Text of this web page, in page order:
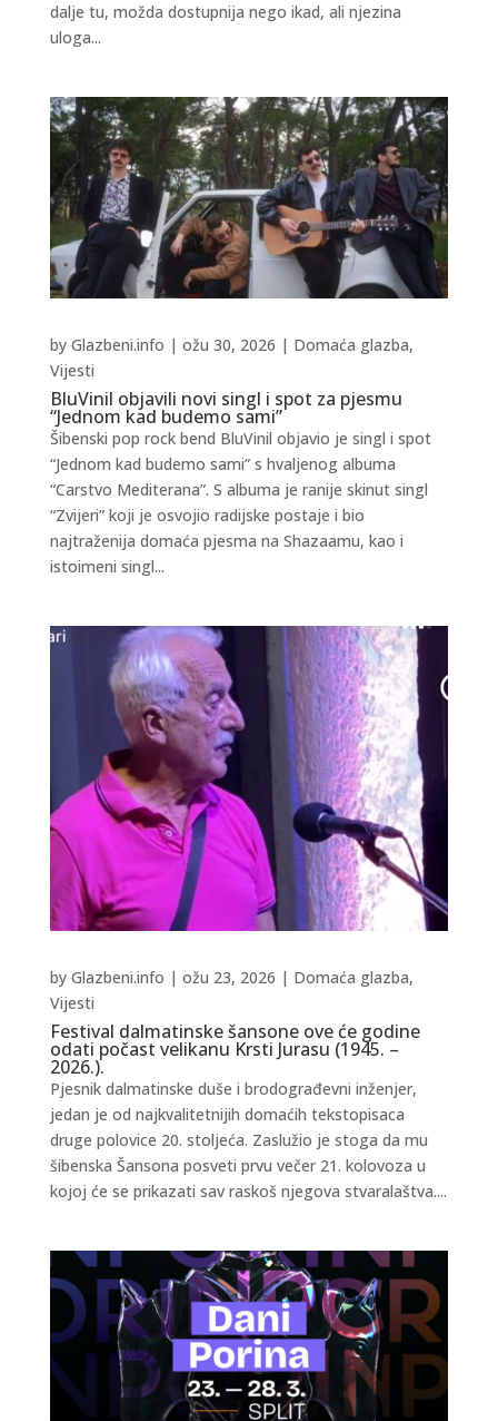
dalje tu, možda dostupnija nego ikad, ali njezina
uloga...
BluVinil objavili novi singl i spot za pjesmu
“Jednom kad budemo sami”
by Glazbeni.info | ožu 30, 2026 | Domaća glazba,
Vijesti
Šibenski pop rock bend BluVinil objavio je singl i spot
“Jednom kad budemo sami” s hvaljenog albuma
“Carstvo Mediterana”. S albuma je ranije skinut singl
“Zvijeri” koji je osvojio radijske postaje i bio
najtraženija domaća pjesma na Shazaamu, kao i
istoimeni singl...
Festival dalmatinske šansone ove će godine
odati počast velikanu Krsti Jurasu (1945. –
2026.).
by Glazbeni.info | ožu 23, 2026 | Domaća glazba,
Vijesti
Pjesnik dalmatinske duše i brodograđevni inženjer,
jedan je od najkvalitetnijih domaćih tekstopisaca
druge polovice 20. stoljeća. Zaslužio je stoga da mu
šibenska Šansona posveti prvu večer 21. kolovoza u
kojoj će se prikazati sav raskoš njegova stvaralaštva....